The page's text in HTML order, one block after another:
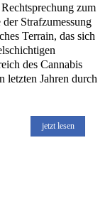
zum
Strafzumessung
Terrain, das sich
des Cannabis
letzten Jahren durch
jetzt lesen